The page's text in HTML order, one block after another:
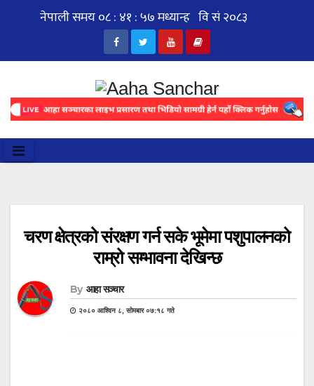
चरण क्षेत्रको संरक्षण गर्न सके भूमेमा पशुपालनको
राम्रो सम्भावना देखिन्छ
By आहा सञ्चार
२०८० आश्विन ८, सोमबार ०७:१८ गते